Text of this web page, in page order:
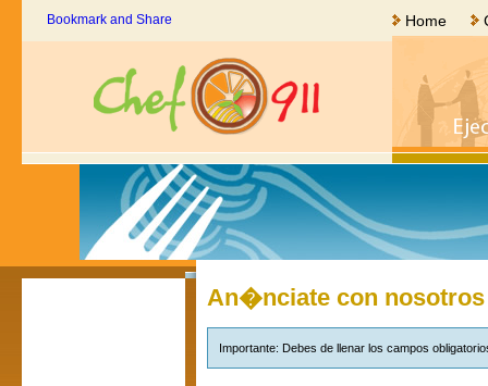
Home
An�nciate con nosotros
Importante: Debes de llenar los campos